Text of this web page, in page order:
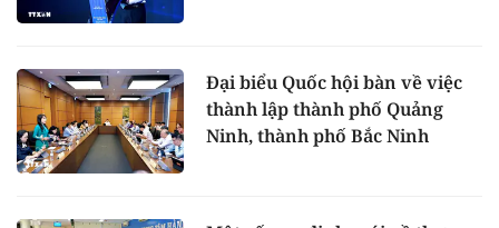
Đại biểu Quốc hội bàn về việc
thành lập thành phố Quảng
Ninh, thành phố Bắc Ninh